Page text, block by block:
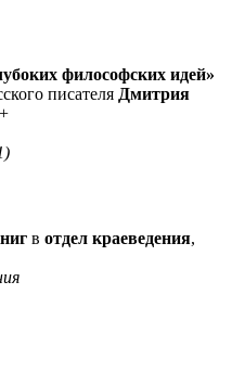
философских идей»
писателя Дмитрия
в отдел краеведения,